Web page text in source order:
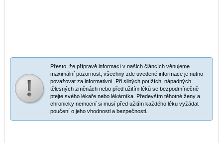
Přesto, že přípravě informací v našich článcích věnujeme
maximální pozornost, všechny zde uvedené informace je nutno
považovat za informativní. Při silných potížích, nápadných
tělesných změnách nebo před užitím léků se bezpodmínečně
ptejte svého lékaře nebo lékárníka. Především těhotné ženy a
chronicky nemocní si musí před užitím každého léku vyžádat
poučení o jeho vhodnosti a bezpečnosti.